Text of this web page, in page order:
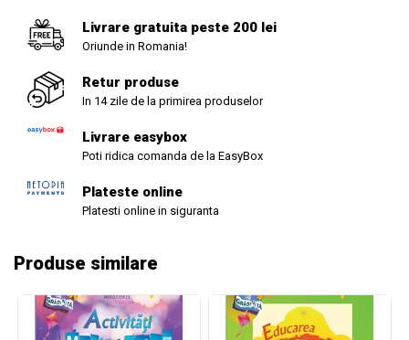
Livrare gratuita peste 200 lei
Oriunde in Romania!
Retur produse
In 14 zile de la primirea produselor
Livrare easybox
Poti ridica comanda de la EasyBox
Plateste online
Platesti online in siguranta
Produse similare